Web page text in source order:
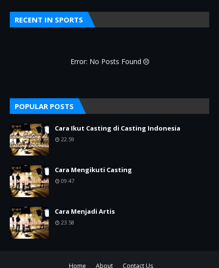
RECENT IN SPORTS
Error: No Posts Found
POPULAR POSTS
Cara Ikut Casting di Casting Indonesia
22.59
Cara Mengikuti Casting
09.47
Cara Menjadi Artis
23.58
Home About Contact Us